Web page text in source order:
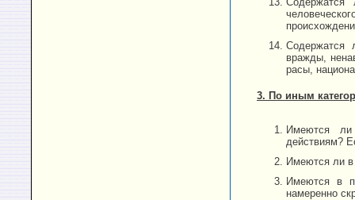
Содержатся
вражды,
расы,
3. По иным
Имеются ли
действиям?
Имеются ли в
Имеются в
намеренно